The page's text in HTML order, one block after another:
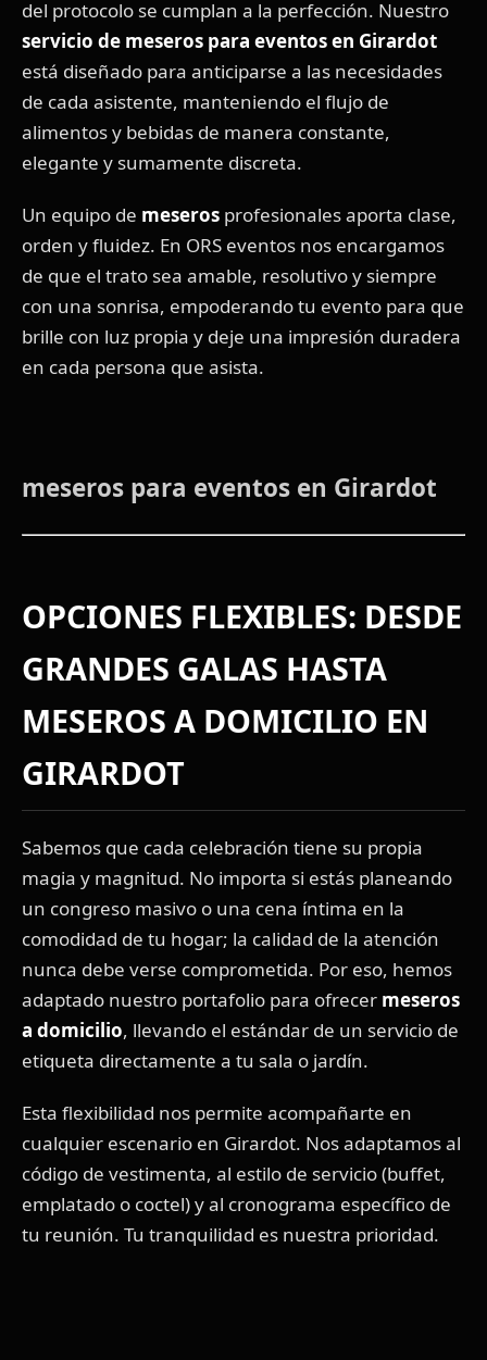
del protocolo se cumplan a la perfección. Nuestro
servicio de meseros para eventos en Girardot
está diseñado para anticiparse a las necesidades
de cada asistente, manteniendo el flujo de
alimentos y bebidas de manera constante,
elegante y sumamente discreta.
Un equipo de meseros profesionales aporta clase,
orden y fluidez. En ORS eventos nos encargamos
de que el trato sea amable, resolutivo y siempre
con una sonrisa, empoderando tu evento para que
brille con luz propia y deje una impresión duradera
en cada persona que asista.
meseros para eventos en Girardot
OPCIONES FLEXIBLES: DESDE
GRANDES GALAS HASTA
MESEROS A DOMICILIO EN
GIRARDOT
Sabemos que cada celebración tiene su propia
magia y magnitud. No importa si estás planeando
un congreso masivo o una cena íntima en la
comodidad de tu hogar; la calidad de la atención
nunca debe verse comprometida. Por eso, hemos
adaptado nuestro portafolio para ofrecer meseros
a domicilio, llevando el estándar de un servicio de
etiqueta directamente a tu sala o jardín.
Esta flexibilidad nos permite acompañarte en
cualquier escenario en Girardot. Nos adaptamos al
código de vestimenta, al estilo de servicio (buffet,
emplatado o coctel) y al cronograma específico de
tu reunión. Tu tranquilidad es nuestra prioridad.